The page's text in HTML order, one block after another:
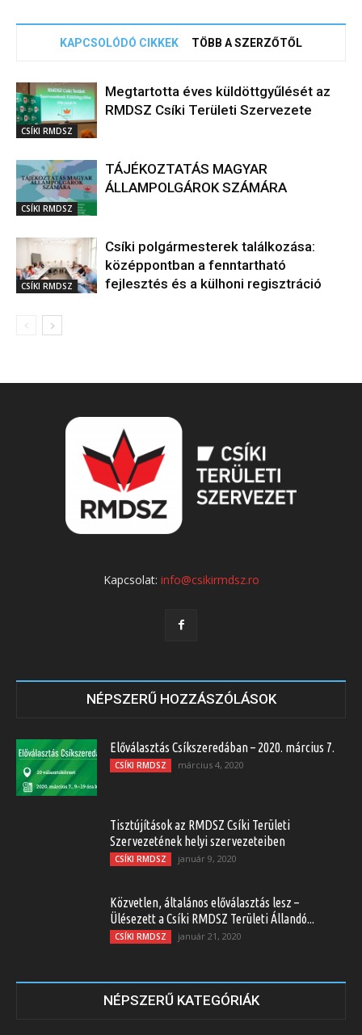
KAPCSOLÓDÓ CIKKEK TÖBB A SZERZŐTŐL
CSÍKI RMDSZ
Megtartotta éves küldöttgyűlését az
RMDSZ Csíki Területi Szervezete
CSÍKI RMDSZ
TÁJÉKOZTATÁS MAGYAR
ÁLLAMPOLGÁROK SZÁMÁRA
CSÍKI RMDSZ
Csíki polgármesterek találkozása:
középpontban a fenntartható
fejlesztés és a külhoni regisztráció
Kapcsolat: info@csikirmdsz.ro
NÉPSZERŰ HOZZÁSZÓLÁSOK
Előválasztás Csíkszeredában – 2020. március 7.
CSÍKI RMDSZ március 4, 2020
Tisztújítások az RMDSZ Csíki Területi
Szervezetének helyi szervezeteiben
CSÍKI RMDSZ január 9, 2020
Közvetlen, általános előválasztás lesz –
Ülésezett a Csíki RMDSZ Területi Állandó...
CSÍKI RMDSZ január 21, 2020
NÉPSZERŰ KATEGÓRIÁK